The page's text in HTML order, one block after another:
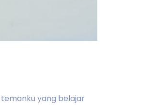
yang belajar